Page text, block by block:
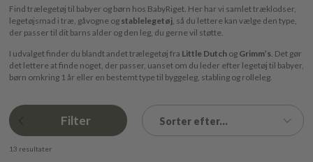
Find trælegetøj til babyer og børn hos BabyRiget. Her har vi samlet træklodser,
legetøjsmad i træ, gåvogne og stablelegetøj, så du lettere kan vælge den type,
der passer til dit barns alder og den leg, du gerne vil støtte.
I udvalget finder du blandt andet trælegetøj fra Little Dutchog Grimm’s. Det gør
det lettere at finde noget, der passer, uanset om du leder efter legetøj til babyer,
børn omkring 1 år eller en bestemt type til byggeleg, stabling og rolleleg.
Filter Sorter efter...
13 resultater